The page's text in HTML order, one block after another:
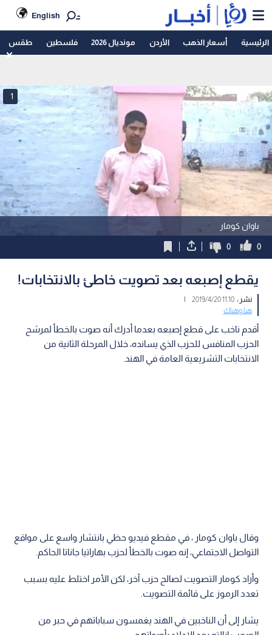
English
الرئيسية أسعار الذهب الأردن مونديال 2026 فلسطين طقس
باوان كومار
1
0
0
يقطع إصبعه بعد تصويت خاطئ بالانتخابات!
نشر :11:10 2019/4/20
|
هنا وهناك
أقدم ناخب على قطع إصبعه بعدما أدرك أنه صوت بالخطأ لمرشح
الحزب المنافس للحزب الذي يسانده، خلال المرحلة الثانية من
الانتخابات التشريعية العامة في الهند.
وقال باوان كومار ، في مقطع فيديو حظي بانتشار واسع على مواقع
التواصل الاجتماعي، إنه صوت بالخطأ لحزب بهاراتيا جاناتا الحاكم.
وأراد كومار التصويت لصالح حزب آخر، لكن الأمر اختلط عليه بسبب
تعدد الرموز على قائمة التصويت.
يشار إلى أن الناخبين في الهند يغمسون سباباتهم في حبر من